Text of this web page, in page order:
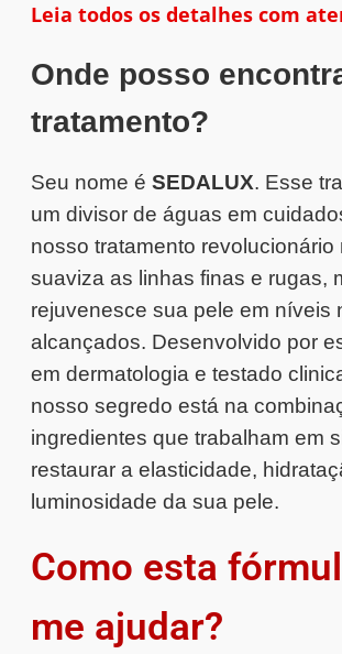
Leia todos os detalhes com
Onde posso
tratamento?
Seu nome é SEDALUX. Esse
um divisor de águas em
nosso tratamento revolucionário
suaviza as linhas finas e rugas,
rejuvenesce sua pele em níveis
alcançados. Desenvolvido por
em dermatologia e testado
nosso segredo está na
ingredientes que trabalham em
restaurar a elasticidade,
luminosidade da sua pele.
Como esta
me ajudar?